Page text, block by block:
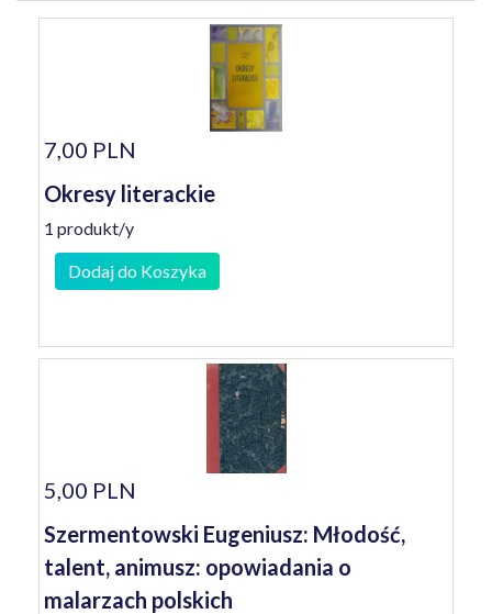
7,00 PLN
Okresy literackie
1 produkt/y
Dodaj do Koszyka
5,00 PLN
Szermentowski Eugeniusz: Młodość,
talent, animusz: opowiadania o
malarzach polskich